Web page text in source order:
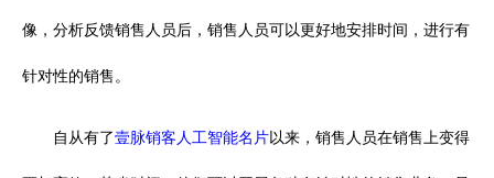
像，分析反馈销售人员后，销售人员可以更好地安排时间，进行有
针对性的销售。
自从有了壹脉销客人工智能名片以来，销售人员在销售上变得